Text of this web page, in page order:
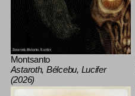
Montsanto
Astaroth, Bélcebu, Lucifer
(2026)